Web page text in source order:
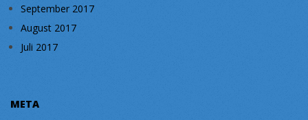
September 2017
August 2017
Juli 2017
META